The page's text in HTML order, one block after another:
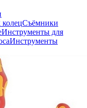
Съёмники
Инструменты для
Инструменты